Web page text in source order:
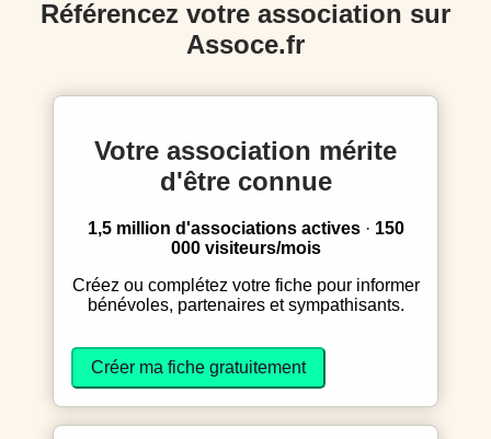
Référencez votre association sur
Assoce.fr
Votre association mérite
d'être connue
1,5 million d'associations actives· 150
000 visiteurs/mois
Créez ou complétez votre fiche pour informer
bénévoles, partenaires et sympathisants.
Créer ma fiche gratuitement